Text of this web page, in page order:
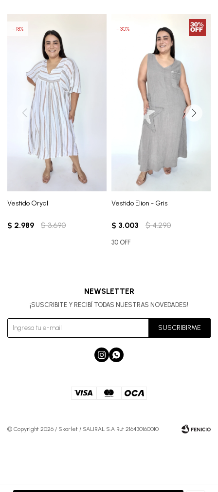
Vestido Oryal
$ 2.989 $ 3.690
18
Vestido Elion - Gris
$ 3.003 $ 4.290
30
30 OFF
NEWSLETTER
¡SUSCRIBITE Y RECIBÍ TODAS NUESTRAS NOVEDADES!
SUSCRIBIRME
 
© Copyright 2026 / Skarlet / SALIRAL S.A Rut 216430160010